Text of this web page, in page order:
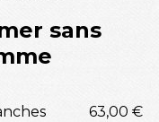
sans
63,00 €